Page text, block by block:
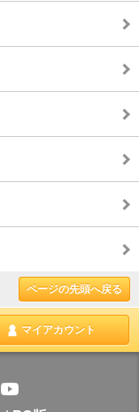
ページの先頭へ戻る
マイアカウント